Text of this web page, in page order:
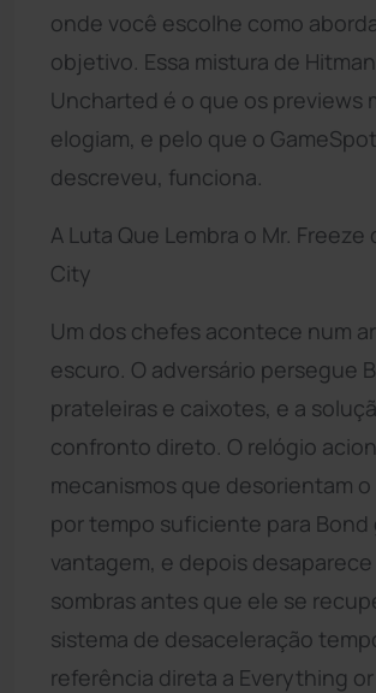
onde você escolhe como
objetivo. Essa mistura de
Uncharted é o que os previews
elogiam, e pelo que o GameSpot
descreveu, funciona.
A Luta Que Lembra o Mr. Freeze
City
Um dos chefes acontece num
escuro. O adversário persegue
prateleiras e caixotes, e a
confronto direto. O relógio
mecanismos que desorientam
por tempo suficiente para Bond
vantagem, e depois
sombras antes que ele se
sistema de desaceleração
referência direta a Everything